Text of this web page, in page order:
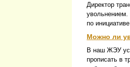
Директор
увольнением.
по
Можно ли
В наш ЖЭУ
прописать в